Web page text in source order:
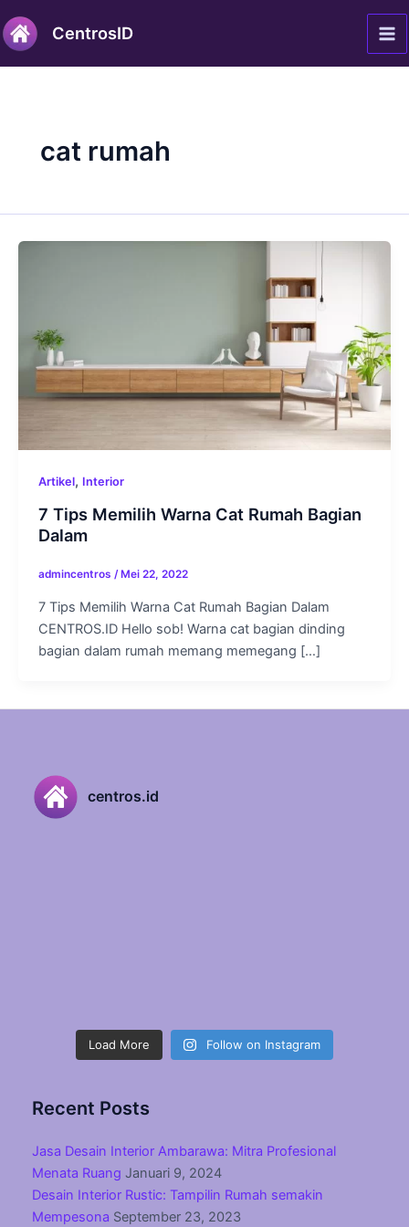
ke
konten
CentrosID
cat rumah
Artikel, Interior
7 Tips Memilih Warna Cat Rumah Bagian
Dalam
admincentros / Mei 22, 2022
7 Tips Memilih Warna Cat Rumah Bagian Dalam
CENTROS.ID Hello sob! Warna cat bagian dinding
bagian dalam rumah memang memegang […]
centros.id
Load More Follow on Instagram
Recent Posts
Jasa Desain Interior Ambarawa: Mitra Profesional
Menata Ruang Januari 9, 2024
Desain Interior Rustic: Tampilin Rumah semakin
Mempesona September 23, 2023